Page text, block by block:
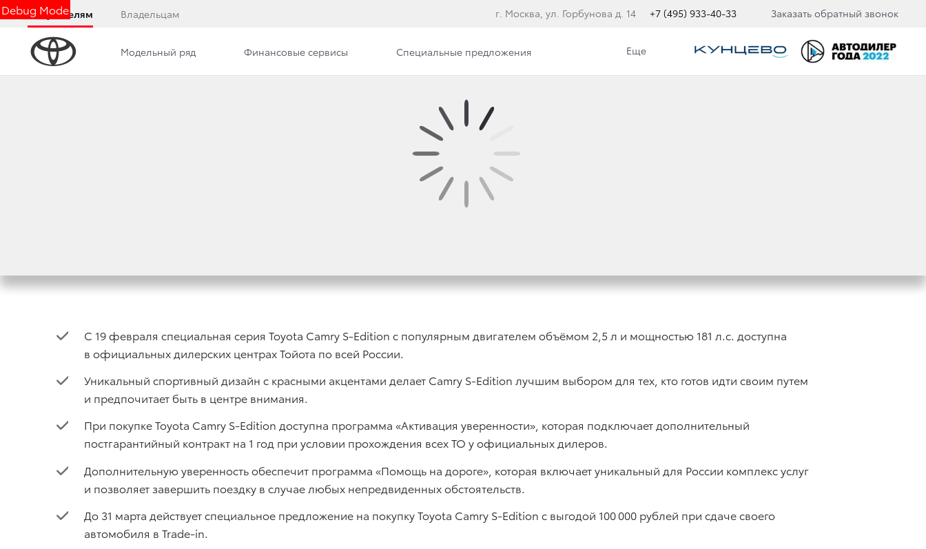
Debug Mode
Покупателям Владельцам г. Москва, ул. Горбунова д. 14 +7 (495) 933-40-33 Заказать обратный звонок
Модельный ряд Финансовые сервисы Специальные предложения Еще
ДЕРЗКИЙ ПОДАРОК К МУЖСКОМУ ПРАЗДНИКУ: TOYOTA
CAMRY S-EDITION УЖЕ ДОСТУПНА В ДИЛЕРСКИХ ЦЕНТРАХ
С 19 февраля специальная серия Toyota Camry S-Edition с популярным двигателем объёмом 2,5 л и мощностью 181 л.с. доступна
в официальных дилерских центрах Тойота по всей России.
Уникальный спортивный дизайн с красными акцентами делает Camry S-Edition лучшим выбором для тех, кто готов идти своим путем
и предпочитает быть в центре внимания.
При покупке Toyota Camry S-Edition доступна программа «Активация уверенности», которая подключает дополнительный
постгарантийный контракт на 1 год при условии прохождения всех ТО у официальных дилеров.
Дополнительную уверенность обеспечит программа «Помощь на дороге», которая включает уникальный для России комплекс услуг
и позволяет завершить поездку в случае любых непредвиденных обстоятельств.
До 31 марта действует специальное предложение на покупку Toyota Camry S-Edition с выгодой 100 000 рублей при сдаче своего
автомобиля в Trade-in.